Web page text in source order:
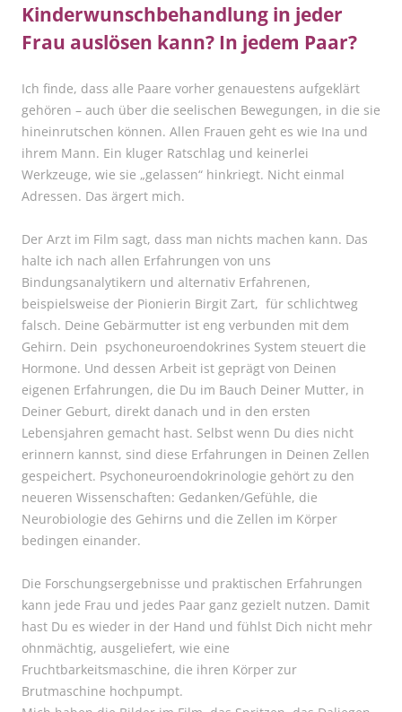
Kinderwunschbehandlung in jeder
Frau auslösen kann? In jedem Paar?
Ich finde, dass alle Paare vorher genauestens aufgeklärt
gehören – auch über die seelischen Bewegungen, in die sie
hineinrutschen können. Allen Frauen geht es wie Ina und
ihrem Mann. Ein kluger Ratschlag und keinerlei
Werkzeuge, wie sie „gelassen“ hinkriegt. Nicht einmal
Adressen. Das ärgert mich.
Der Arzt im Film sagt, dass man nichts machen kann. Das
halte ich nach allen Erfahrungen von uns
Bindungsanalytikern und alternativ Erfahrenen,
beispielsweise der Pionierin Birgit Zart, für schlichtweg
falsch. Deine Gebärmutter ist eng verbunden mit dem
Gehirn. Dein psychoneuroendokrines System steuert die
Hormone. Und dessen Arbeit ist geprägt von Deinen
eigenen Erfahrungen, die Du im Bauch Deiner Mutter, in
Deiner Geburt, direkt danach und in den ersten
Lebensjahren gemacht hast. Selbst wenn Du dies nicht
erinnern kannst, sind diese Erfahrungen in Deinen Zellen
gespeichert. Psychoneuroendokrinologie gehört zu den
neueren Wissenschaften: Gedanken/Gefühle, die
Neurobiologie des Gehirns und die Zellen im Körper
bedingen einander.
Die Forschungsergebnisse und praktischen Erfahrungen
kann jede Frau und jedes Paar ganz gezielt nutzen. Damit
hast Du es wieder in der Hand und fühlst Dich nicht mehr
ohnmächtig, ausgeliefert, wie eine
Fruchtbarkeitsmaschine, die ihren Körper zur
Brutmaschine hochpumpt.